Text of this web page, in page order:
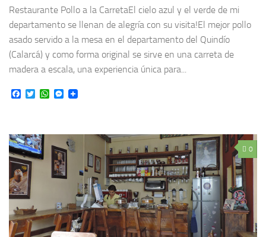
Restaurante Pollo a la CarretaEl cielo azul y el verde de mi
departamento se llenan de alegría con su visita!El mejor pollo
asado servido a la mesa en el departamento del Quindío
(Calarcá) y como forma original se sirve en una carreta de
madera a escala, una experiencia única para...
Facebook
TwitterWhatsApp
Messenger
0